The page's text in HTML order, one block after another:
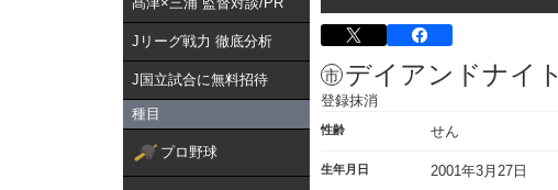
Jリーグ戦力 徹底分析
J国立試合に無料招待
種目
プロ野球
デイアンドナイト
登録抹消
性齢 せん
生年月日 2001年3月27日